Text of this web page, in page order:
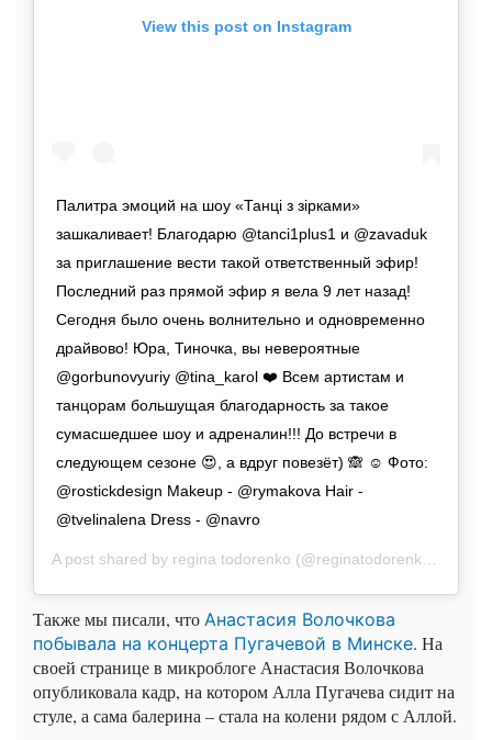
View this post on Instagram
Палитра эмоций на шоу «Танцi з зiрками»
зашкаливает! Благодарю @tanci1plus1 и @zavaduk
за приглашение вести такой ответственный эфир!
Последний раз прямой эфир я вела 9 лет назад!
Сегодня было очень волнительно и одновременно
драйвово! Юра, Тиночка, вы невероятные
@gorbunovyuriy @tina_karol ❤️ Всем артистам и
танцорам большущая благодарность за такое
сумасшедшее шоу и адреналин!!! До встречи в
следующем сезоне 😍, а вдруг повезёт) 🙈 ☺️ Фото:
@rostickdesign Makeup - @rymakova Hair -
@tvelinalena Dress - @navro
A post shared by regina todorenko (@reginatodorenko) on
Также мы писали, что Анастасия Волочкова
побывала на концерта Пугачевой в Минске. На
своей странице в микроблоге Анастасия Волочкова
опубликовала кадр, на котором Алла Пугачева сидит на
стуле, а сама балерина – стала на колени рядом с Аллой.